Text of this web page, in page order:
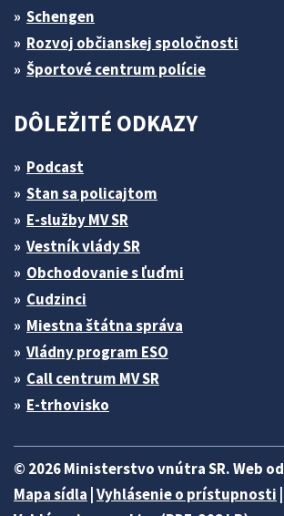
Schengen
Rozvoj občianskej spoločnosti
Športové centrum polície
DÔLEŽITÉ ODKAZY
Podcast
Stan sa policajtom
E-služby MV SR
Vestník vlády SR
Obchodovanie s ľuďmi
Cudzinci
Miestna štátna správa
Vládny program ESO
Call centrum MV SR
E-trhovisko
© 2026 Ministerstvo vnútra SR. Web od
Mapa sídla Vyhlásenie o prístupnosti